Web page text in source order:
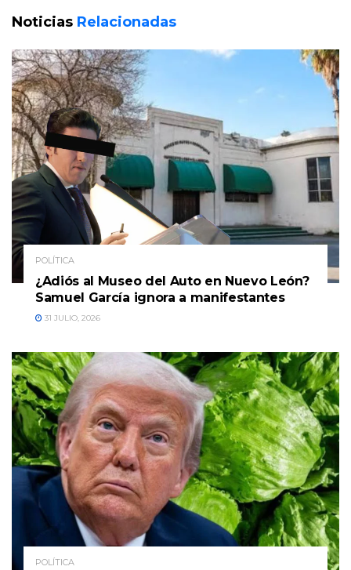
Noticias Relacionadas
POLÍTICA
¿Adiós al Museo del Auto en Nuevo León?
Samuel García ignora a manifestantes
31 JULIO, 2026
POLÍTICA